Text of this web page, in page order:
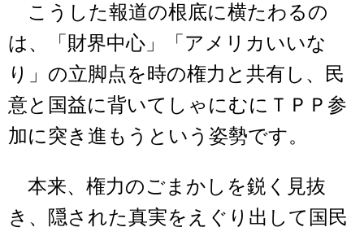
こうした報道の根底に横たわるの
は、「財界中心」「アメリカいいな
り」の立脚点を時の権力と共有し、民
意と国益に背いてしゃにむにＴＰＰ参
加に突き進もうという姿勢です。
本来、権力のごまかしを鋭く見抜
き、隠された真実をえぐり出して国民